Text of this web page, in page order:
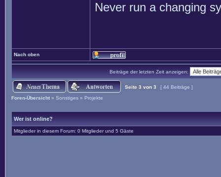
Never run a changing
Nach oben
Beiträge der letzten Zeit anzeigen:
Seite 3 von 3
[ 44 Beiträge ]
Foren-Übersicht » Sonstiges » Projekte
Wer ist online?
Mitglieder in diesem Forum: 0 Mitglieder und 5 Gäste